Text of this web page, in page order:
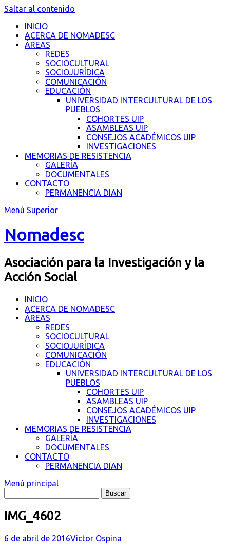
Saltar al contenido
INICIO
ACERCA DE NOMADESC
ÁREAS
REDES
SOCIOCULTURAL
SOCIOJURÍDICA
COMUNICACIÓN
EDUCACIÓN
UNIVERSIDAD INTERCULTURAL DE LOS
PUEBLOS
COHORTES UIP
ASAMBLEAS UIP
CONSEJOS ACADÉMICOS UIP
INVESTIGACIONES
MEMORIAS DE RESISTENCIA
GALERÍA
DOCUMENTALES
CONTACTO
PERMANENCIA DIAN
Menú Superior
Nomadesc
Asociación para la Investigación y la
Acción Social
INICIO
ACERCA DE NOMADESC
ÁREAS
REDES
SOCIOCULTURAL
SOCIOJURÍDICA
COMUNICACIÓN
EDUCACIÓN
UNIVERSIDAD INTERCULTURAL DE LOS
PUEBLOS
COHORTES UIP
ASAMBLEAS UIP
CONSEJOS ACADÉMICOS UIP
INVESTIGACIONES
MEMORIAS DE RESISTENCIA
GALERÍA
DOCUMENTALES
CONTACTO
PERMANENCIA DIAN
Menú principal
IMG_4602
6 de abril de 2016Victor Ospina